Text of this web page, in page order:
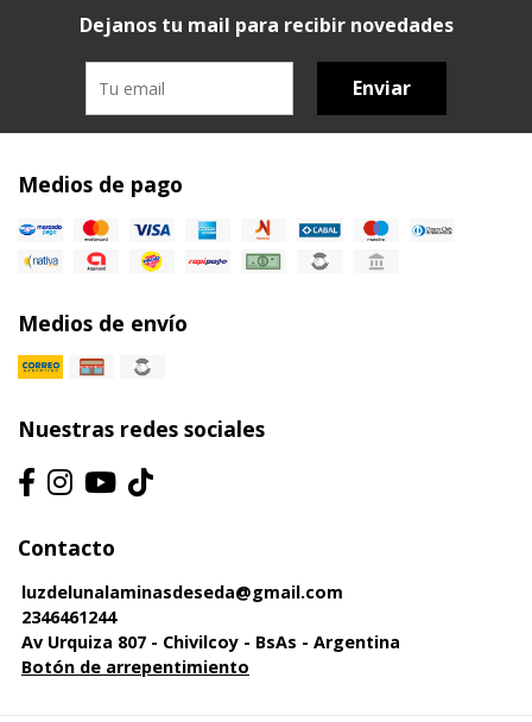
Dejanos tu mail para recibir novedades
Enviar
Medios de pago
Medios de envío
Nuestras redes sociales
Contacto
luzdelunalaminasdeseda@gmail.com
2346461244
Av Urquiza 807 - Chivilcoy - BsAs - Argentina
Botón de arrepentimiento